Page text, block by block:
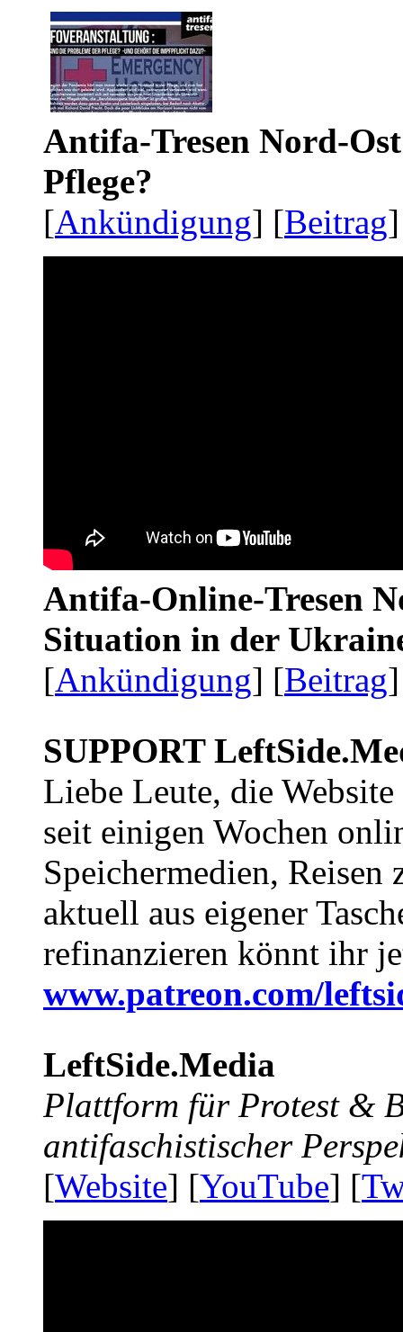
Antifa-Tresen Nord-
Pflege?
[Ankündigung] [Beitrag
Antifa-Online-Tresen
Situation in der
[Ankündigung] [Beitrag
SUPPORT
Liebe Leute, die Website
seit einigen Wochen
Speichermedien, Reisen
aktuell aus eigener
refinanzieren könnt ihr
www.patreon.com/
LeftSide.Media
Plattform für Protest &
antifaschistischer
[Website] [YouTube] [